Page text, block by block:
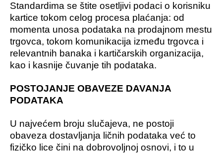
Standardima se štite osetljivi podaci o korisniku
kartice tokom celog procesa plaćanja: od
momenta unosa podataka na prodajnom mestu
trgovca, tokom komunikacija između trgovca i
relevantnih banaka i kartičarskih organizacija,
kao i kasnije čuvanje tih podataka.
POSTOJANJE OBAVEZE DAVANJA
PODATAKA
U najvećem broju slučajeva, ne postoji
obaveza dostavljanja ličnih podataka već to
fizičko lice čini na dobrovoljnoj osnovi, i to u